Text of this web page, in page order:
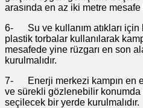
arasında en az iki metre mesafe
6- Su ve kullanım atıkları için
plastik torbalar kullanılarak
mesafede yine rüzgarı en son
kurulmalıdır.
7- Enerji merkezi kampın en
ve sürekli gözlenebilir konumda
seçilecek bir yerde kurulmalıdır.